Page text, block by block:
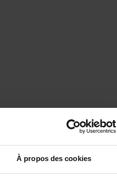
À propos des cookies